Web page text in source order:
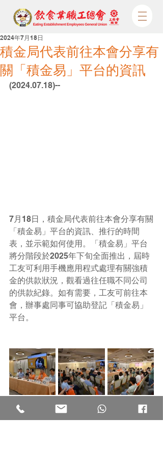
積金局代表前往本會分享有
關「積金易」平台的資訊
2024年7月18日
(2024.07.18)--
7月18日，積金局代表前往本會分享有關
「積金易」平台的資訊、推行的時間
表，並示範如何使用。「積金易」平台
將分階段於2025年下旬全面推出，屆時
工友可利用手機應用程式處理有關強積
金的供款狀況，觀看過往任職不同公司
的供款紀錄。如有需要，工友可前往本
會，辦事處同事可協助登記「積金易」
平台。